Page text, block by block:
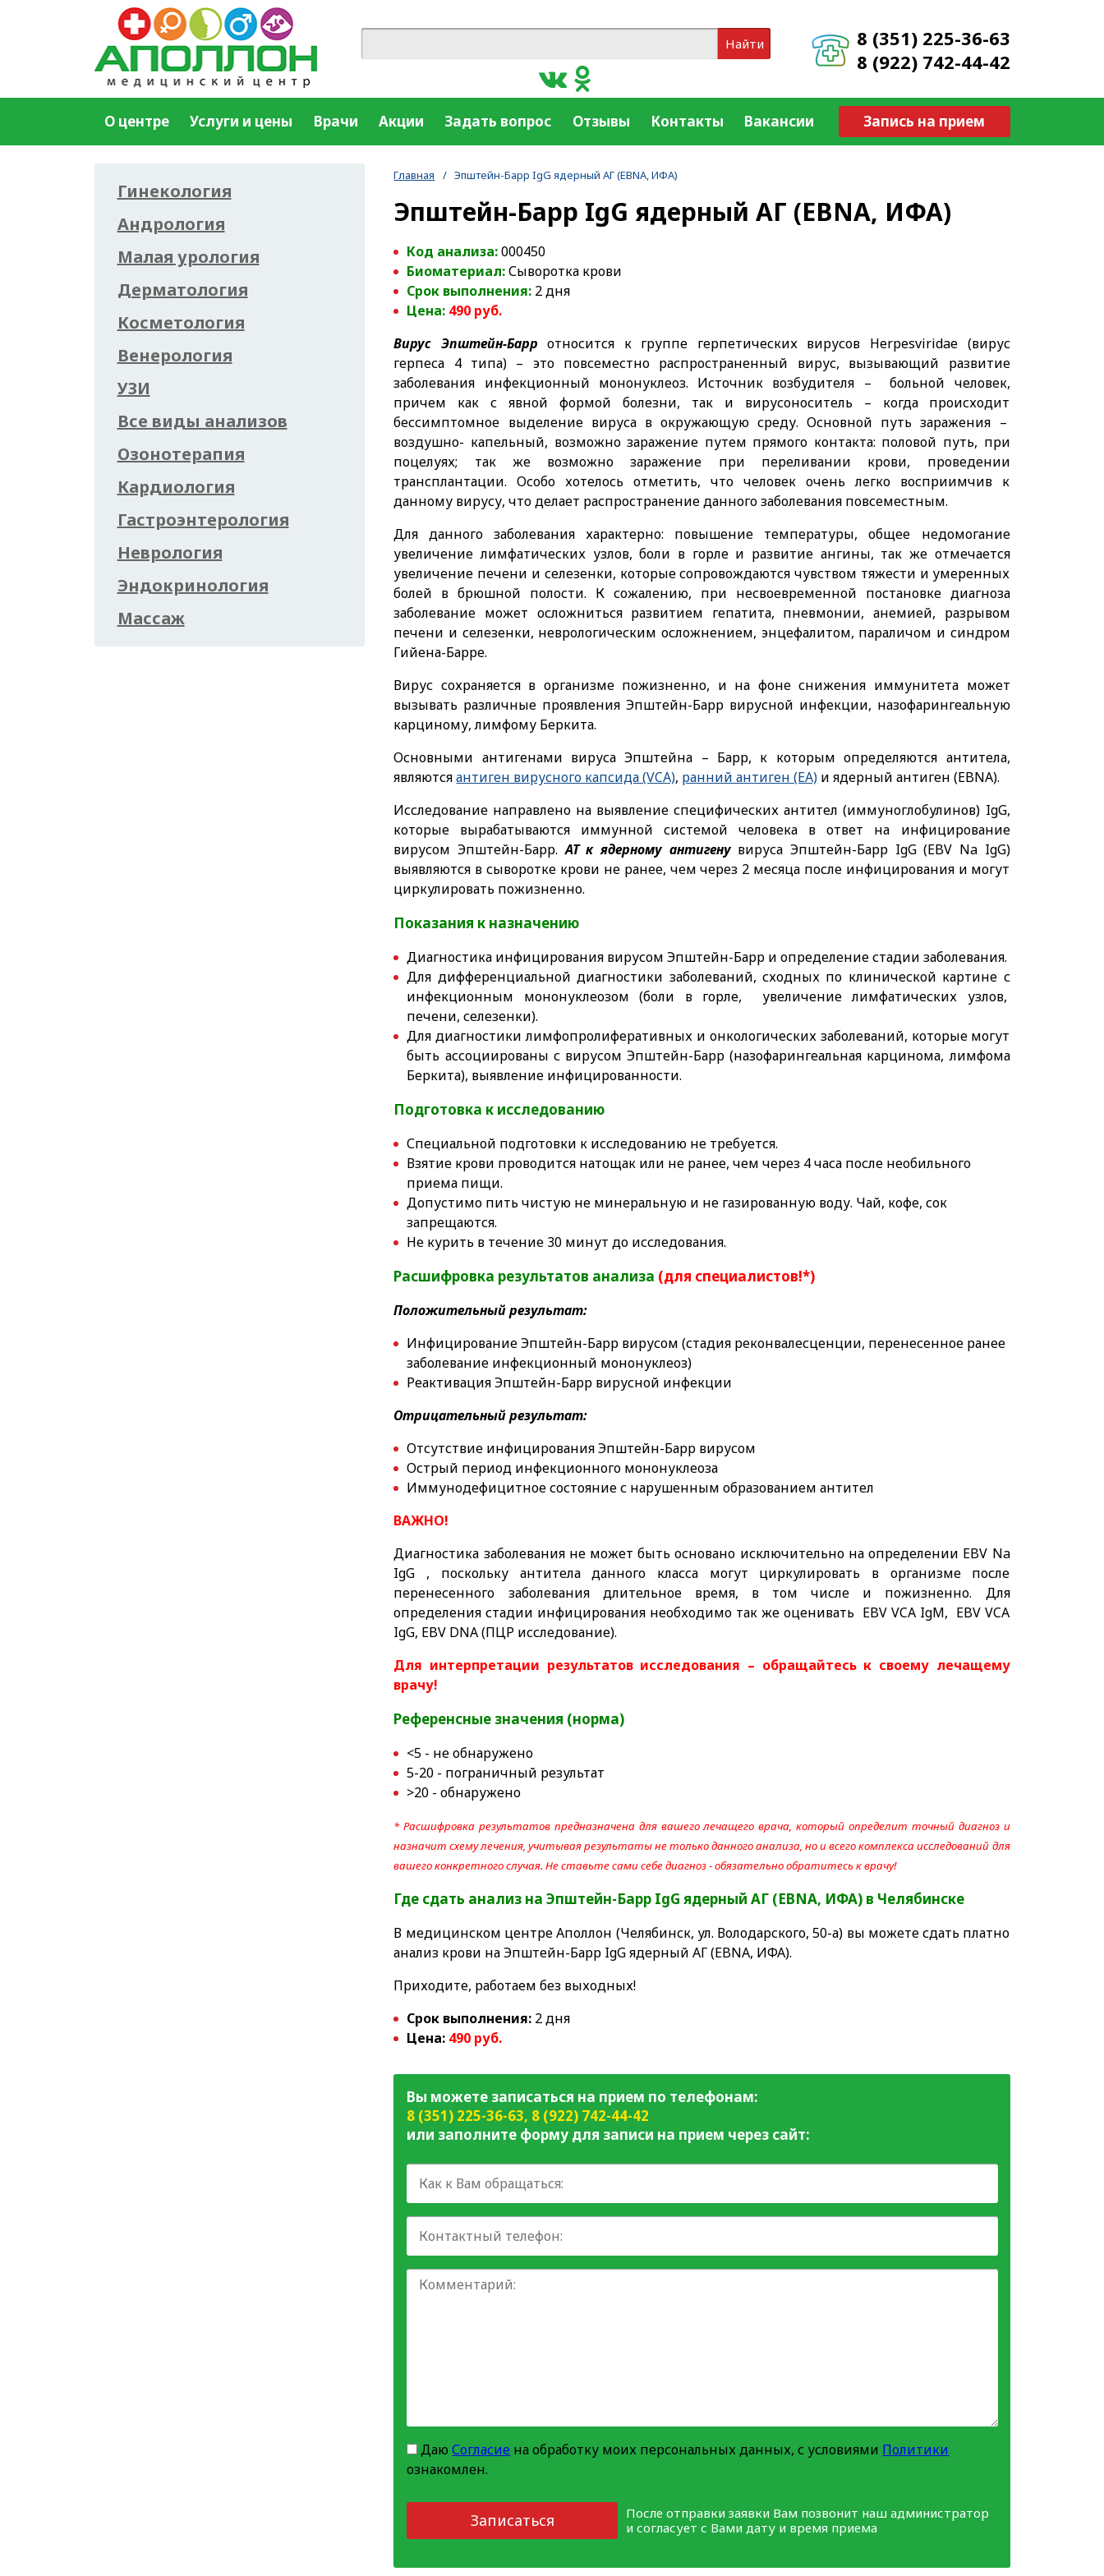
8 (351) 225-36-63
8 (922) 742-44-42
Найти
Запись на прием
О центре Услуги и цены Врачи Акции Задать вопрос Отзывы Контакты Вакансии
Главная / Эпштейн-Барр IgG ядерный АГ (EBNA, ИФА)
Эпштейн-Барр IgG ядерный АГ (EBNA, ИФА)
Код анализа:000450
Биоматериал:Сыворотка крови
Срок выполнения: 2 дня
Цена: 490 руб.
Вирус Эпштейн-Барр относится к группе герпетических вирусов Herpesviridae (вирус
герпеса 4 типа) – это повсеместно распространенный вирус, вызывающий развитие
заболевания инфекционный мононуклеоз. Источник возбудителя – больной человек,
причем как с явной формой болезни, так и вирусоноситель – когда происходит
бессимптомное выделение вируса в окружающую среду. Основной путь заражения –
воздушно- капельный, возможно заражение путем прямого контакта: половой путь, при
поцелуях; так же возможно заражение при переливании крови, проведении
трансплантации. Особо хотелось отметить, что человек очень легко восприимчив к
данному вирусу, что делает распространение данного заболевания повсеместным.
Для данного заболевания характерно: повышение температуры, общее недомогание
увеличение лимфатических узлов, боли в горле и развитие ангины, так же отмечается
увеличение печени и селезенки, которые сопровождаются чувством тяжести и умеренных
болей в брюшной полости. К сожалению, при несвоевременной постановке диагноза
заболевание может осложниться развитием гепатита, пневмонии, анемией, разрывом
печени и селезенки, неврологическим осложнением, энцефалитом, параличом и синдром
Гийена-Барре.
Вирус сохраняется в организме пожизненно, и на фоне снижения иммунитета может
вызывать различные проявления Эпштейн-Барр вирусной инфекции, назофарингеальную
карциному, лимфому Беркита.
Основными антигенами вируса Эпштейна – Барр, к которым определяются антитела,
являютсяантиген вирусного капсида (VCA), ранний антиген (ЕA) и ядерный антиген (EBNA).
Исследование направлено на выявление специфических антител (иммуноглобулинов) IgG,
которые вырабатываются иммунной системой человека в ответ на инфицирование
вирусом Эпштейн-Барр.АТ к ядерному антигенувируса Эпштейн-Барр IgG (EBV Na IgG)
выявляются в сыворотке крови не ранее, чем через 2 месяца после инфицирования и могут
циркулировать пожизненно.
Показания к назначению
Диагностика инфицирования вирусом Эпштейн-Барр и определение стадии заболевания.
Для дифференциальной диагностики заболеваний, сходных по клинической картине с
инфекционным мононуклеозом (боли в горле, увеличение лимфатических узлов,
печени, селезенки).
Для диагностики лимфопролиферативных и онкологических заболеваний, которые могут
быть ассоциированы с вирусом Эпштейн-Барр (назофарингеальная карцинома, лимфома
Беркита), выявление инфицированности.
Подготовка к исследованию
Специальной подготовки к исследованию не требуется.
Взятие крови проводится натощак или не ранее, чем через 4 часа после необильного
приема пищи.
Допустимо питьчистую не минеральную и не газированную воду. Чай, кофе, сок
запрещаются.
Не курить в течение 30 минут до исследования.
Расшифровка результатов анализа (для специалистов!*)
Положительный результат:
Инфицирование Эпштейн-Барр вирусом (стадия реконвалесценции, перенесенное ранее
заболевание инфекционный мононуклеоз)
Реактивация Эпштейн-Барр вирусной инфекции
Отрицательный результат:
Отсутствие инфицирования Эпштейн-Барр вирусом
Острый период инфекционного мононуклеоза
Иммунодефицитное состояние с нарушенным образованием антител
ВАЖНО!
Диагностика заболевания не может быть основано исключительно на определении EBV Na
IgG , поскольку антитела данного класса могут циркулировать в организме после
перенесенного заболевания длительное время, в том числе и пожизненно. Для
определения стадии инфицирования необходимо так же оценивать EBV VCA IgM, EBV VCA
IgG, EBV DNA (ПЦР исследование).
Для интерпретации результатов исследования – обращайтесь к своему лечащему
врачу!
Референсные значения (норма)
<5 - не обнаружено
5-20 - пограничный результат
>20 - обнаружено
* Расшифровка результатов предназначена для вашего лечащего врача, который определит точный диагноз и
назначит схему лечения, учитывая результаты не только данного анализа, но и всего комплекса исследований для
вашего конкретного случая. Не ставьте сами себе диагноз - обязательно обратитесь к врачу!
Где сдать анализ на Эпштейн-Барр IgG ядерный АГ (EBNA, ИФА) в Челябинске
В медицинском центре Аполлон (Челябинск, ул. Володарского, 50-а) вы можете сдать платно
анализ крови на Эпштейн-Барр IgG ядерный АГ (EBNA, ИФА).
Приходите, работаем без выходных!
Срок выполнения: 2 дня
Цена: 490 руб.
Вы можете записаться на прием по телефонам:
8 (351) 225-36-63, 8 (922) 742-44-42
или заполните форму для записи на прием через сайт:
ДаюСогласие на обработку моих персональных данных, с условиями Политики
ознакомлен.
Записаться
После отправки заявки Вам позвонит наш администратор
и согласует с Вами дату и время приема
Гинекология
Андрология
Малая урология
Дерматология
Косметология
Венерология
УЗИ
Все виды анализов
Озонотерапия
Кардиология
Гастроэнтерология
Неврология
Эндокринология
Массаж